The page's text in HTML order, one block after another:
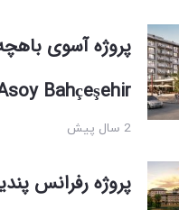
پروژه آسوی
Bahçeşehir
2 سال پیش
پروژه رفرانس